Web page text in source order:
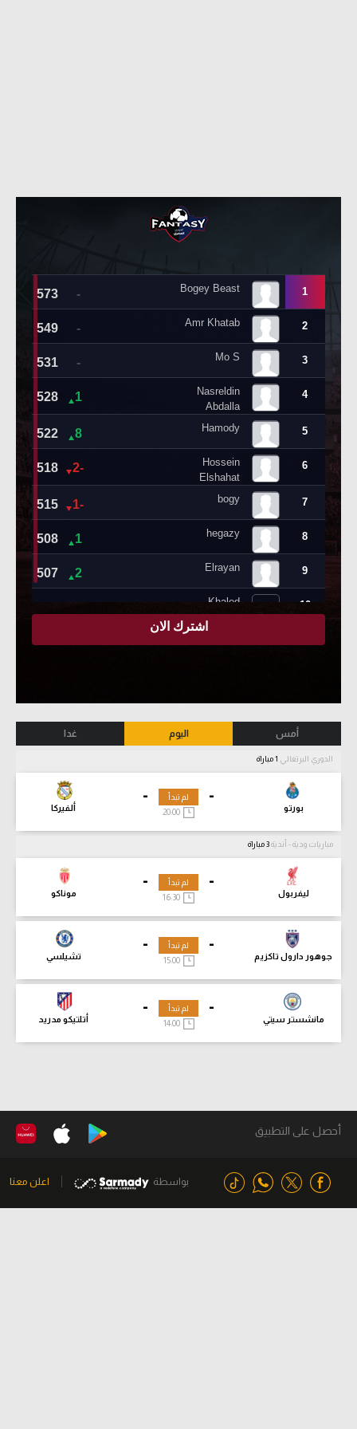
أمس اليوم غدا
الدوري البرتغالي
-
بورتو
-
ألفيركا
لم تبدأ
مباريات ودية - أندية
-
ليفربول
-
موناكو
لم تبدأ
-
جوهور دارول تاكزيم
-
تشيلسي
لم تبدأ
15:00
-
مانشستر سيتي
-
أتلتيكو مدريد
لم تبدأ
14:00
أحصل على التطبيق
بواسطة اعلن معنا